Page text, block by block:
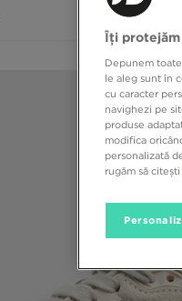
Îți protejăm
Depunem
le aleg sunt în
cu caracter
navighezi pe
produse
modifica
personalizată
rugăm să citești